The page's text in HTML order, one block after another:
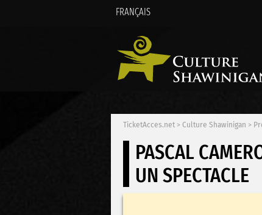
FRANÇAIS
TicketAcces.net > Culture Shawinigan >
PASCAL
UN SPECTACLE